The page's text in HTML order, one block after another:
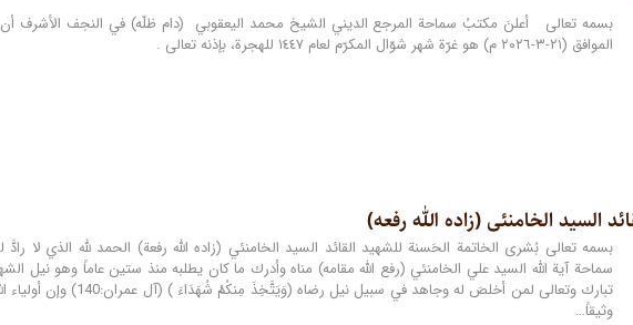
بسمه تعالى أعلنَ مكتبُ سماحة المرجع الديني الشيخ محمد اليعقوبي (دام ظلّه) في النجف الأشرف
الموافق (٢١-٣-٢٠٢٦ م) هو غرّة شهر شوّال المكرّم لعام ١٤٤٧ للهجرة، بإذنه تعالى .
السید الخامنئی (زاده الله رفعه)
بسمه تعالى بُشرى الخاتمة الحَسنة للشهيد القائد السيد الخامنئي (زاده الله رفعة) الحمد لله الذي لا
سماحة آية الله السيد علي الخامنئي (رفع الله مقامه) مناه وأدرك ما كان يطلبه منذ ستين عاماً وهو نيل
تبارك وتعالى لمن أخلصَ له
وثيقاً…